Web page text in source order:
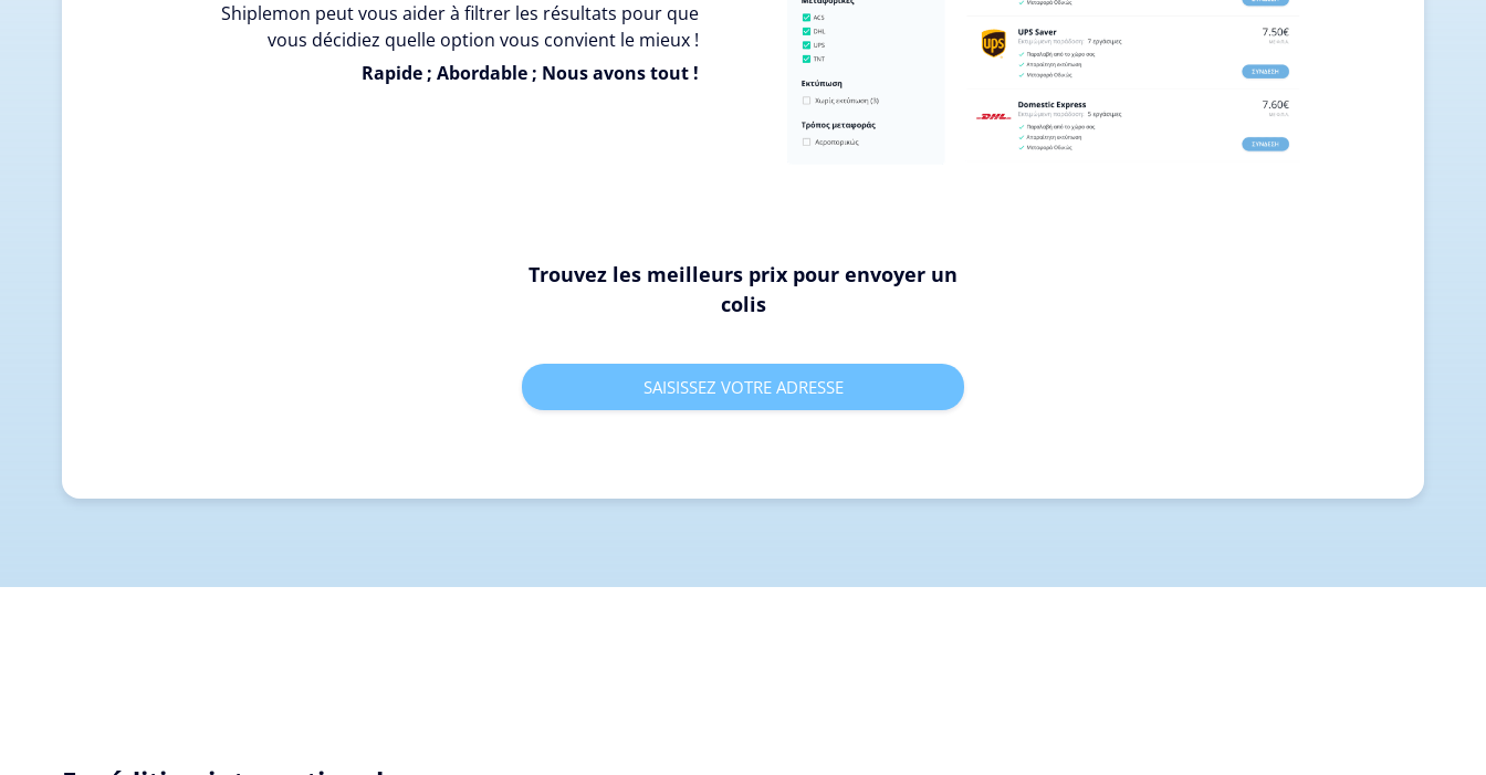
Shiplemon peut vous aider à filtrer les résultats pour que
vous décidiez quelle option vous convient le mieux !
Rapide ; Abordable ; Nous avons tout !
Trouvez les meilleurs prix pour envoyer un
colis
SAISISSEZ VOTRE ADRESSE